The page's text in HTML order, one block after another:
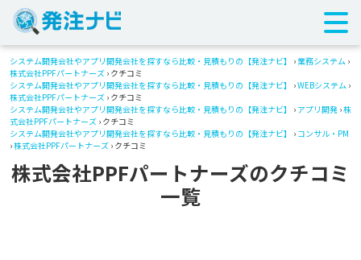
システム開発会社やアプリ開発会社を探すなら比較・見積もりの【発注ナビ】 › 業務システム ›
株式会社PPFパートナーズ › クチコミ
システム開発会社やアプリ開発会社を探すなら比較・見積もりの【発注ナビ】
›WEBシステム ›
株式会社PPFパートナーズ › クチコミ
システム開発会社やアプリ開発会社を探すなら比較・見積もりの【発注ナビ】
› アプリ開発 ›株
式会社PPFパートナーズ › クチコミ
システム開発会社やアプリ開発会社を探すなら比較・見積もりの【発注ナビ】
› コンサル・PM
›株式会社PPFパートナーズ › クチコミ
株式会社PPFパートナーズのクチコミ
一覧